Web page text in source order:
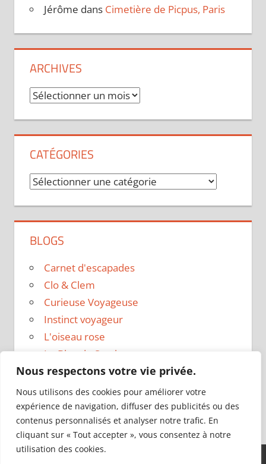
Nous respectons votre vie privée.
Nous utilisons des cookies pour améliorer votre
expérience de navigation, diffuser des publicités ou des
contenus personnalisés et analyser notre trafic. En
cliquant sur « Tout accepter », vous consentez à notre
utilisation des cookies.
Jérôme dans Cimetière de Picpus, Paris
ARCHIVES
Archives
CATÉGORIES
Catégories
BLOGS
Carnet d'escapades
Clo & Clem
Curieuse Voyageuse
Instinct voyageur
L'oiseau rose
Le Blog de Sarah
Le sac a dos
Madame Oreille
Voyages et Vagabondages